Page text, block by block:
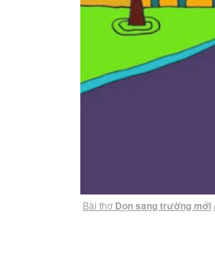
Bài thơ Dọn sang trường mới